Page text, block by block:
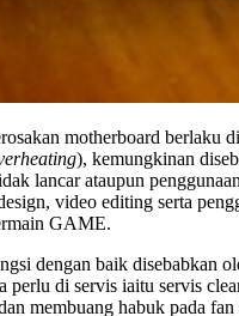
motherboard berlaku
), kemungkinan
lancar ataupun
video editing serta
GAME.
dengan baik disebabkan
perlu di servis iaitu servis
membuang habuk pada fan